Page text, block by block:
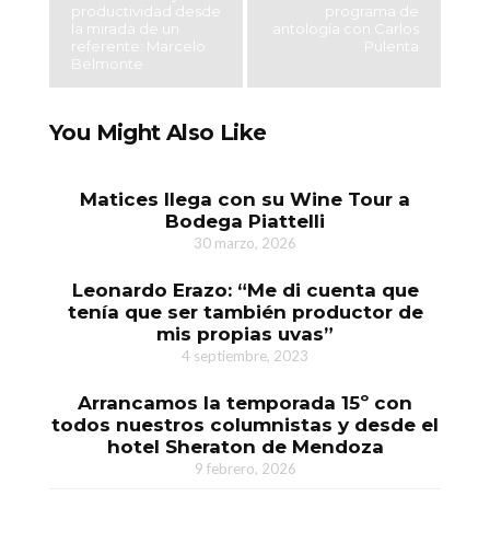
productividad desde
la mirada de un
referente: Marcelo
Belmonte
programa de
antología con Carlos
Pulenta
You Might Also Like
Matices llega con su Wine Tour a
Bodega Piattelli
30 marzo, 2026
Leonardo Erazo: “Me di cuenta que
tenía que ser también productor de
mis propias uvas”
4 septiembre, 2023
Arrancamos la temporada 15º con
todos nuestros columnistas y desde el
hotel Sheraton de Mendoza
9 febrero, 2026